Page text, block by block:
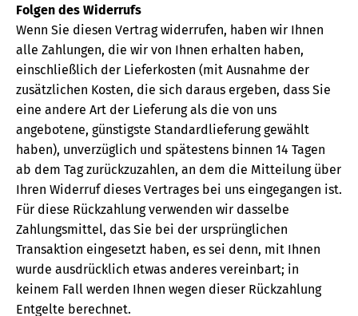
Folgen des Widerrufs
Wenn Sie diesen Vertrag widerrufen, haben wir Ihnen
alle Zahlungen, die wir von Ihnen erhalten haben,
einschließlich der Lieferkosten (mit Ausnahme der
zusätzlichen Kosten, die sich daraus ergeben, dass Sie
eine andere Art der Lieferung als die von uns
angebotene, günstigste Standardlieferung gewählt
haben), unverzüglich und spätestens binnen 14 Tagen
ab dem Tag zurückzuzahlen, an dem die Mitteilung über
Ihren Widerruf dieses Vertrages bei uns eingegangen ist.
Für diese Rückzahlung verwenden wir dasselbe
Zahlungsmittel, das Sie bei der ursprünglichen
Transaktion eingesetzt haben, es sei denn, mit Ihnen
wurde ausdrücklich etwas anderes vereinbart; in
keinem Fall werden Ihnen wegen dieser Rückzahlung
Entgelte berechnet.